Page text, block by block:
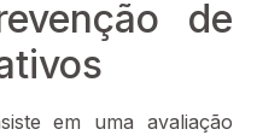
de
em uma avaliação